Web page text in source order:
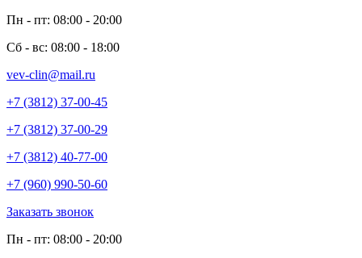
Пн - пт: 08:00 - 20:00
Сб - вс: 08:00 - 18:00
vev-clin@mail.ru
+7 (3812) 37-00-45
+7 (3812) 37-00-29
+7 (3812) 40-77-00
+7 (960) 990-50-60
Заказать звонок
Пн - пт: 08:00 - 20:00